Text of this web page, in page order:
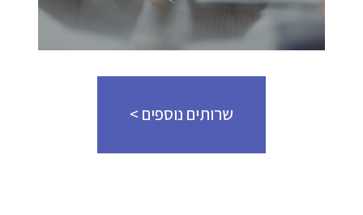
שרותים נוספים >